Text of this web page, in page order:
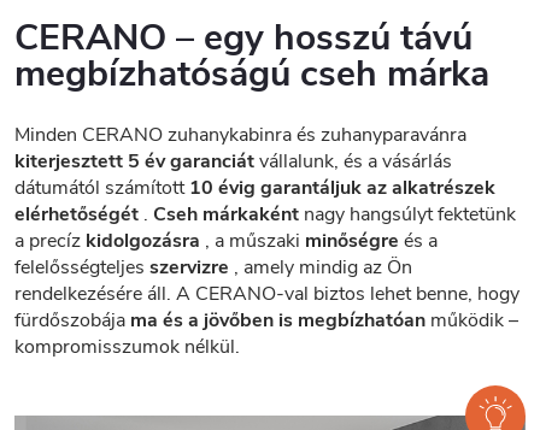
CERANO – egy hosszú távú
megbízhatóságú cseh márka
Minden CERANO zuhanykabinra és zuhanyparavánra
kiterjesztett 5 év garanciátvállalunk, és a vásárlás
dátumától számított10 évig garantáljuk az alkatrészek
elérhetőségét . Cseh márkaként nagy hangsúlyt fektetünk
a precíz kidolgozásra , a műszaki minőségre és a
felelősségteljes szervizre , amely mindig az Ön
rendelkezésére áll. A CERANO-val biztos lehet benne, hogy
fürdőszobája ma és a jövőben is megbízhatóan működik –
kompromisszumok nélkül.